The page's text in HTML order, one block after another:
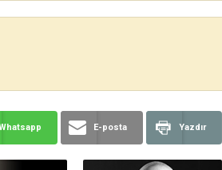
E-posta Yazdır